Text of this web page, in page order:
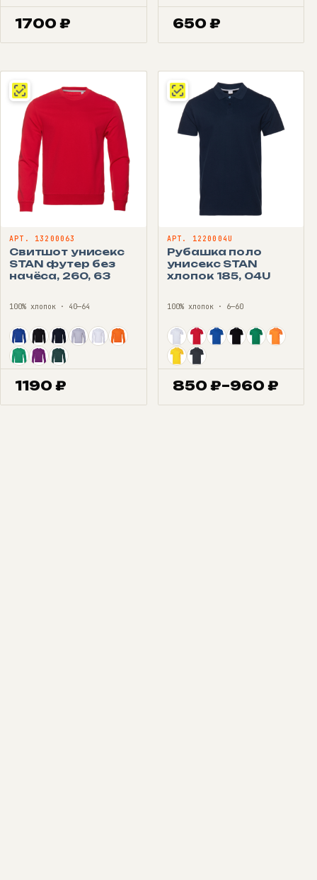
1700 ₽ 650 ₽
АРТ. 13200063
Свитшот унисекс
STAN футер без
начёса, 260, 63
100% хлопок · 40—64
1190 ₽
АРТ. 1220004U
Рубашка поло
унисекс STAN
хлопок 185, 04U
100% хлопок · 6—60
850 ₽–960 ₽
Диапазон
цен: